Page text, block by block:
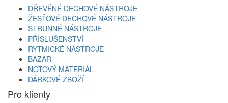
DŘEVĚNÉ DECHOVÉ NÁSTROJE
ŽESŤOVÉ DECHOVÉ NÁSTROJE
STRUNNÉ NÁSTROJE
PŘÍSLUŠENSTVÍ
RYTMICKÉ NÁSTROJE
BAZAR
NOTOVÝ MATERIÁL
DÁRKOVÉ ZBOŽÍ
Pro klienty